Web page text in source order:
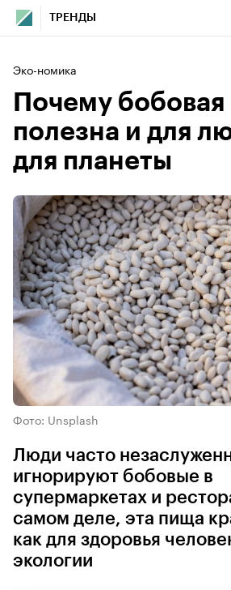
ТРЕНДЫ
Эко-номика
Почему бобовая
полезна и для
для планеты
Фото: Unsplash
Люди часто
игнорируют бобовые в
супермаркетах и
самом деле, эта пища
как для здоровья
экологии